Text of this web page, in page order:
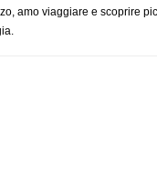
amo viaggiare e scoprire